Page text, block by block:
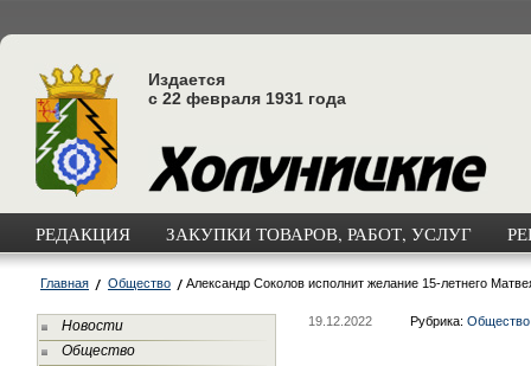
Издается
с 22 февраля 1931 года
РЕДАКЦИЯ ЗАКУПКИ ТОВАРОВ, РАБОТ, УСЛУГ
Главная Общество Александр Соколов исполнит желание 15-летнего
Новости
Общество
19.12.2022 Рубрика: Общество